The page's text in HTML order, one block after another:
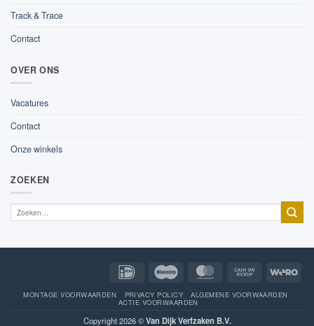
Track & Trace
Contact
OVER ONS
Vacatures
Contact
Onze winkels
ZOEKEN
IDeal Maestro MasterCard
Cash
Pickup
MONTAGE VOORWAARDEN PRIVACY POLICY ALGEMENE VOORWAARDEN
ACTIE VOORWAARDEN
Copyright 2026 ©Van Dijk Verfzaken B.V.